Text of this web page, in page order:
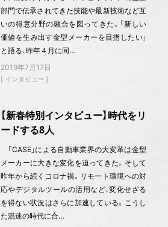
部門で伝承されてきた技能や最新技術など互
いの得意分野の融合を図ってきた。「新しい
価値を生み出す金型メーカーを目指したい」
と語る、昨年４月に同…
2019年7月17日
インタビュー
【新春特別インタビュー】時代をリ
ードする8人
「CASE」による自動車業界の大変革は金型
メーカーに大きな変化を迫ってきた。そして
昨年から続くコロナ禍。リモート環境への対
応やデジタルツールの活用など、変化せざる
を得ない状況はさらに加速している。こうし
た混迷の時代に合…